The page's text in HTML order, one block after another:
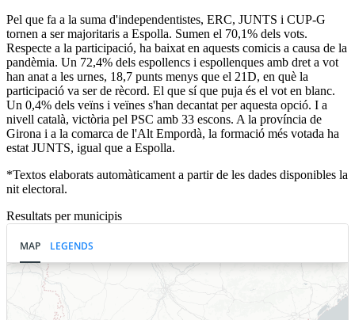
Pel que fa a la suma d'independentistes, ERC, JUNTS i CUP-G
tornen a ser majoritaris a Espolla. Sumen el 70,1% dels vots.
Respecte a la participació, ha baixat en aquests comicis a causa de la
pandèmia. Un 72,4% dels espollencs i espollenques amb dret a vot
han anat a les urnes, 18,7 punts menys que el 21D, en què la
participació va ser de rècord. El que sí que puja és el vot en blanc.
Un 0,4% dels veïns i veïnes s'han decantat per aquesta opció. I a
nivell català, victòria pel PSC amb 33 escons. A la província de
Girona i a la comarca de l'Alt Empordà, la formació més votada ha
estat JUNTS, igual que a Espolla.
*Textos elaborats automàticament a partir de les dades disponibles la
nit electoral.
Resultats per municipis